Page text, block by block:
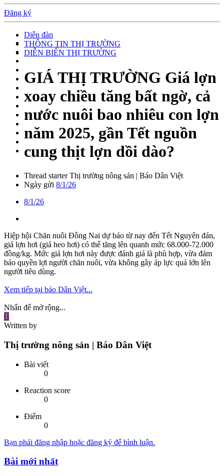
Đăng ký
Diễn đàn
THÔNG TIN THỊ TRƯỜNG
DIỄN BIẾN THỊ TRƯỜNG
GIÁ THỊ TRƯỜNG Giá lợn
xoay chiều tăng bất ngờ, cả
nước nuôi bao nhiêu con lợn
năm 2025, gần Tết nguồn
cung thịt lợn dồi dào?
Thread starter Thị trường nông sản | Báo Dân Việt
Ngày gửi 8/1/26
8/1/26
Hiệp hội Chăn nuôi Đồng Nai dự báo từ nay đến Tết Nguyên đán,
giá lợn hơi (giá heo hơi) có thể tăng lên quanh mức 68.000-72.000
đồng/kg. Mức giá lợn hơi này được đánh giá là phù hợp, vừa đảm
bảo quyền lợi người chăn nuôi, vừa không gây áp lực quá lớn lên
người tiêu dùng.
Xem tiếp tại báo Dân Việt...
Nhấn để mở rộng...
T
Written by
Thị trường nông sản | Báo Dân Việt
Bài viết
0
Reaction score
0
Điểm
0
Bạn phải đăng nhập hoặc đăng ký để bình luận.
Bài mới nhất